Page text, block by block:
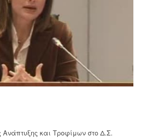
και Τροφίμων στο Δ.Σ.